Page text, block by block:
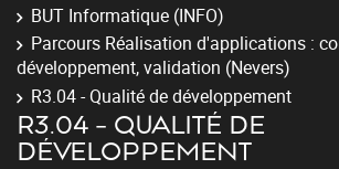
BUT Informatique (INFO)
Parcours Réalisation d'applications :
développement, validation (Nevers)
R3.04 - Qualité de développement
R3.04 - QUALITÉ DE
DÉVELOPPEMENT